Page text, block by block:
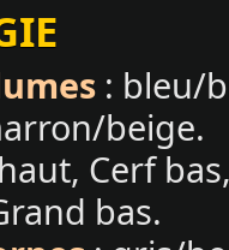
: bleu/
beige.
Cerf
bas.